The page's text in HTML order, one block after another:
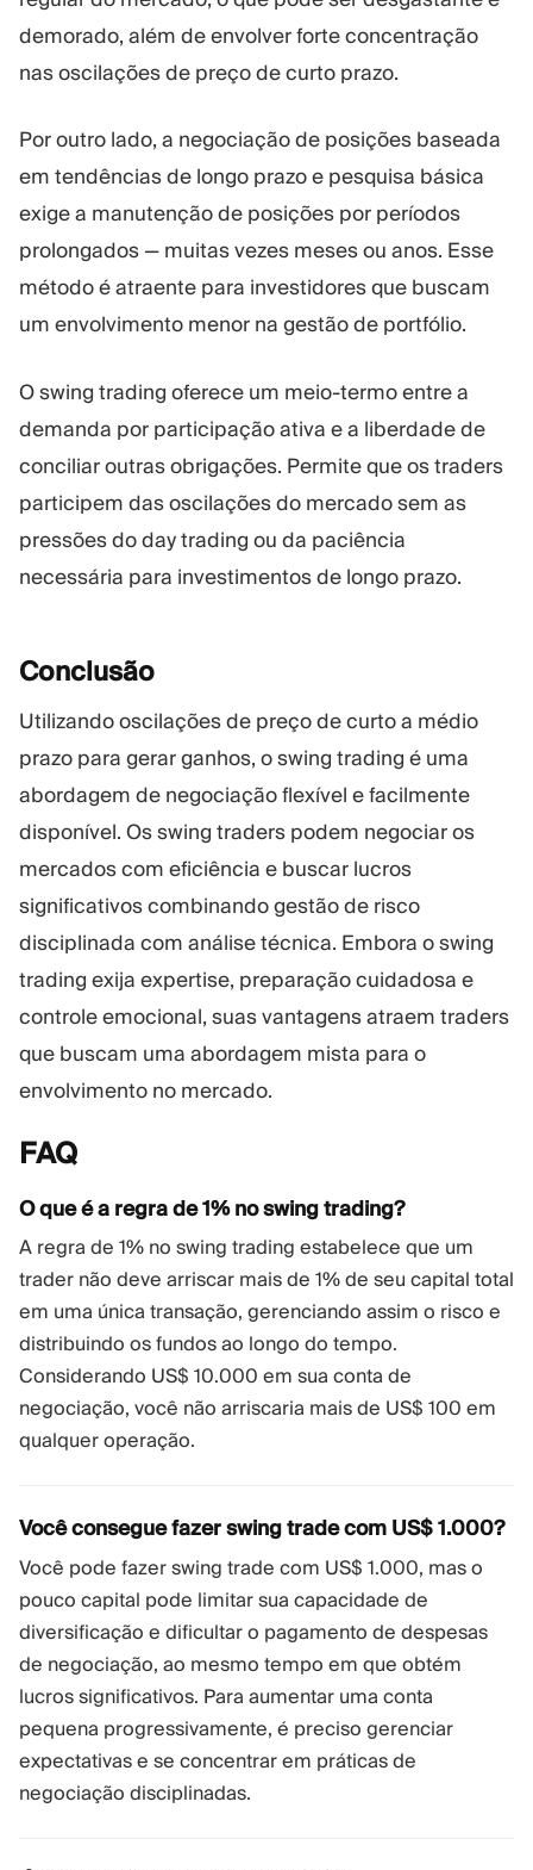
demorado, além de envolver forte concentração
nas oscilações de preço de curto prazo.
Por outro lado, a negociação de posições baseada
em tendências de longo prazo e pesquisa básica
exige a manutenção de posições por períodos
prolongados — muitas vezes meses ou anos. Esse
método é atraente para investidores que buscam
um envolvimento menor na gestão de portfólio.
O swing trading oferece um meio-termo entre a
demanda por participação ativa e a liberdade de
conciliar outras obrigações. Permite que os traders
participem das oscilações do mercado sem as
pressões do day trading ou da paciência
necessária para investimentos de longo prazo.
Conclusão
Utilizando oscilações de preço de curto a médio
prazo para gerar ganhos, o swing trading é uma
abordagem de negociação flexível e facilmente
disponível. Os swing traders podem negociar os
mercados com eficiência e buscar lucros
significativos combinando gestão de risco
disciplinada com análise técnica. Embora o swing
trading exija expertise, preparação cuidadosa e
controle emocional, suas vantagens atraem traders
que buscam uma abordagem mista para o
envolvimento no mercado.
FAQ
O que é a regra de 1% no swing trading?
A regra de 1% no swing trading estabelece que um
trader não deve arriscar mais de 1% de seu capital total
em uma única transação, gerenciando assim o risco e
distribuindo os fundos ao longo do tempo.
Considerando US$ 10.000 em sua conta de
negociação, você não arriscaria mais de US$ 100 em
qualquer operação.
Você consegue fazer swing trade com US$ 1.000?
Você pode fazer swing trade com US$ 1.000, mas o
pouco capital pode limitar sua capacidade de
diversificação e dificultar o pagamento de despesas
de negociação, ao mesmo tempo em que obtém
lucros significativos. Para aumentar uma conta
pequena progressivamente, é preciso gerenciar
expectativas e se concentrar em práticas de
negociação disciplinadas.